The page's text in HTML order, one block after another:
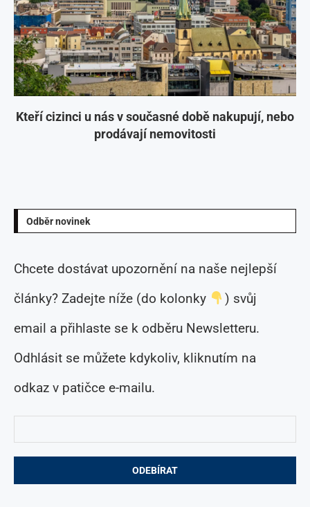
Kteří cizinci u nás v současné době nakupují, nebo
prodávají nemovitosti
Odběr novinek
Chcete dostávat upozornění na naše nejlepší
články? Zadejte níže (do kolonky
) svůj
email a přihlaste se k odběru Newsletteru.
Odhlásit se můžete kdykoliv, kliknutím na
odkaz v patičce e-mailu.